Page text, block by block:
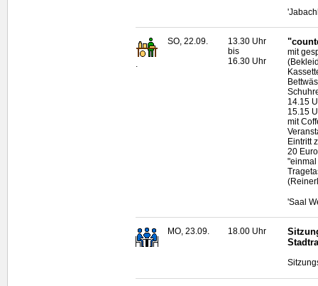
.
SO, 22.09.
13.30 Uhr
bis
16.30 Uhr
mit
14.15
15.15
mit
Eintritt
20
'Saal
MO, 23.09. 18.00 Uhr